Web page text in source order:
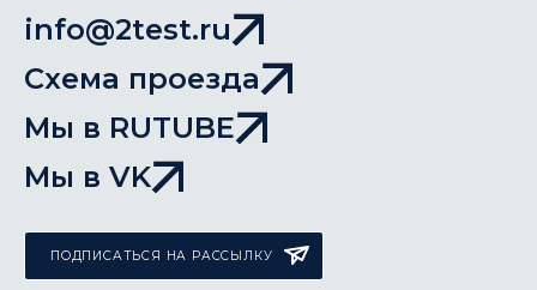
info@2test.ru
Схема проезда
Мы в RUTUBE
Мы в VK
ПОДПИСАТЬСЯ НА РАССЫЛКУ